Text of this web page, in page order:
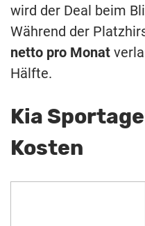
wird der Deal beim
Während der
netto pro Monat
Hälfte.
Kia
Kosten